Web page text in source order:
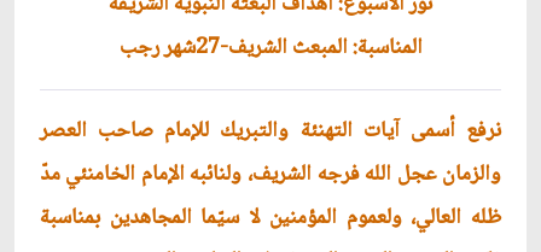
المناسبة: المبعث الشريف-27شهر رجب
نرفع أسمى آيات التهنئة والتبريك للإمام صاحب العصر
والزمان عجل الله فرجه الشريف، ولنائبه الإمام الخامنئي مدّ
ظله العالي، ولعموم المؤمنين لا سيّما المجاهدين بمناسبة